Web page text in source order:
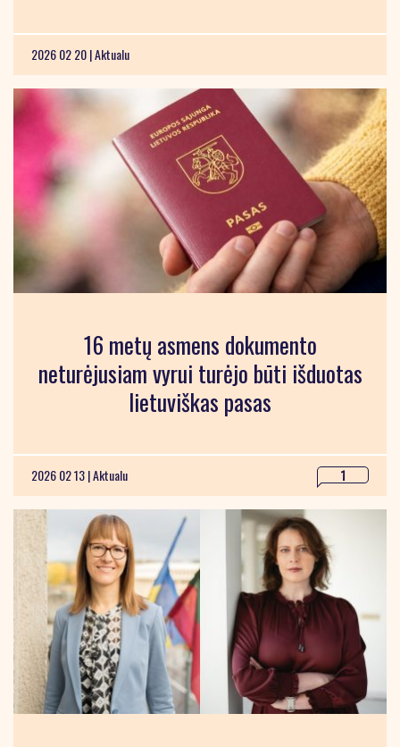
2026 02 20 |Aktualu
16 metų asmens dokumento
neturėjusiam vyrui turėjo būti išduotas
lietuviškas pasas
2026 02 13 |Aktualu 1